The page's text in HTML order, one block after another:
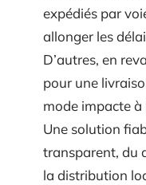
expédiés par
allonger les
D’autres, en
pour une
mode impacte
Une solution
transparent, du
la distribution